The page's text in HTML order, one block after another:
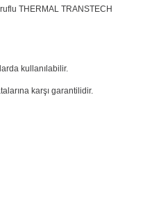
THERMAL TRANSTECH
kullanılabilir.
karşı garantilidir.